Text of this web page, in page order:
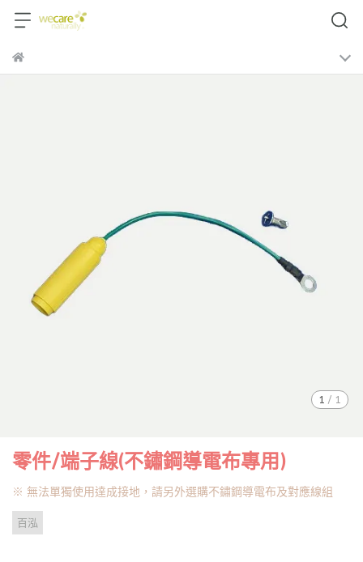
1 / 1
零件/端子線(不鏽鋼導電布專用)
※ 無法單獨使用達成接地，請另外選購不鏽鋼導電布及對應線組
百泓